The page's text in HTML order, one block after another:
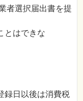
者選択届出書を提
とはできな
録日以後は消費税